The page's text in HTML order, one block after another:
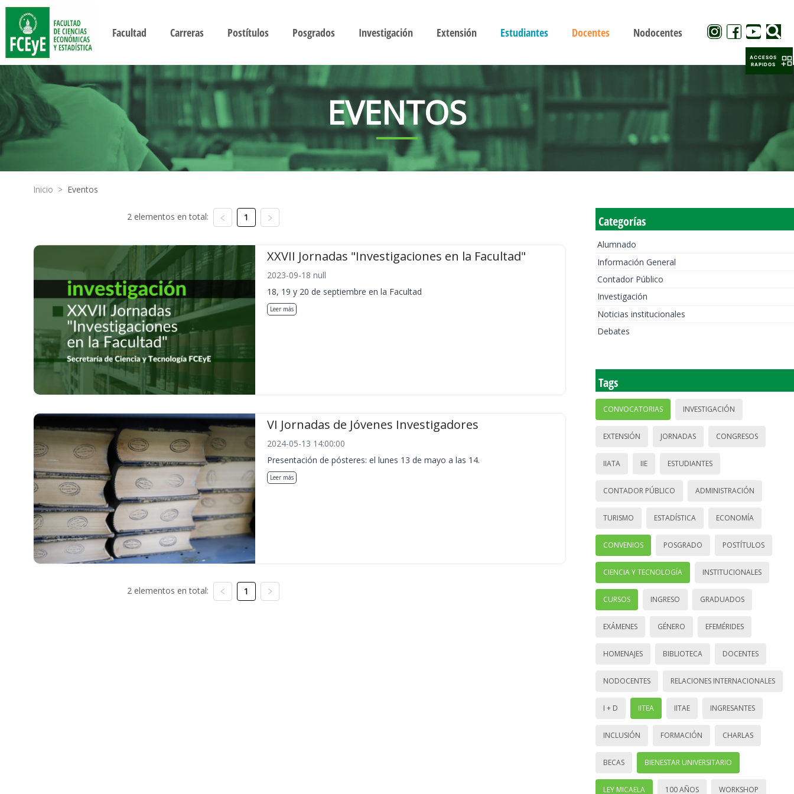
Facultad Carreras Postítulos Posgrados Investigación Extensión Estudiantes Docentes Nodocentes
EVENTOS
Inicio > Eventos
2 elementos en total: 1
XXVII Jornadas "Investigaciones en la Facultad"
2023-09-18 null
18, 19 y 20 de septiembre en la Facultad
Leer más
VI Jornadas de Jóvenes Investigadores
2024-05-13 14:00:00
Presentación de pósteres: el lunes 13 de mayo a las 14.
Leer más
2 elementos en total: 1
Categorías
Alumnado
Información General
Contador Público
Investigación
Noticias institucionales
Debates
Tags
CONVOCATORIAS INVESTIGACIÓN
EXTENSIÓN JORNADAS CONGRESOS
IIATA IIE ESTUDIANTES
CONTADOR PÚBLICO ADMINISTRACIÓN
TURISMO ESTADÍSTICA ECONOMÍA
CONVENIOS POSGRADO POSTÍTULOS
CIENCIA Y TECNOLOGÍA INSTITUCIONALES
CURSOS INGRESO GRADUADOS
EXÁMENES GÉNERO EFEMÉRIDES
HOMENAJES BIBLIOTECA DOCENTES
NODOCENTES RELACIONES INTERNACIONALES
I + D IITEA IITAE INGRESANTES
INCLUSIÓN FORMACIÓN CHARLAS
BECAS BIENESTAR UNIVERSITARIO
LEY MICAELA 100 AÑOS WORKSHOP
ACCESOS
RAPIDOS